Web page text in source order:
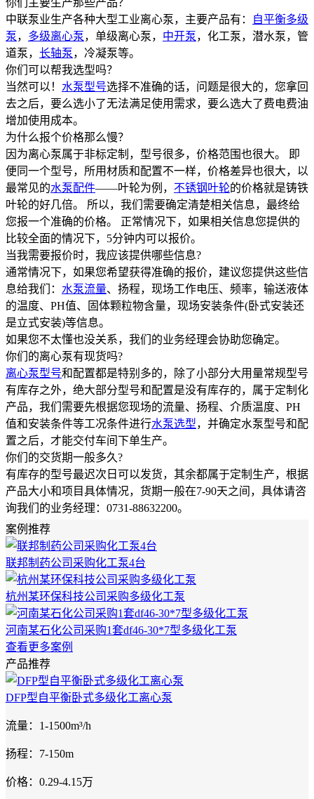
你们主要生产那些产品？
中联泵业生产各种大型工业离心泵，主要产品有：
自平衡多级
泵 ， 多级离心泵 ，单级离心泵， 中开泵 ，化工泵，潜水泵，管
道泵， 长轴泵 ，冷凝泵等。
你们可以帮我选型吗？
当然可以！ 水泵型号选择不准确的话，问题是很大的，您拿回
去之后，要么选小了无法满足使用需求，要么选大了费电费油
增加使用成本。
为什么报个价格那么慢？
因为离心泵属于非标定制，型号很多，价格范围也很大。 即
便同一个型号，所用材质和配置不一样，价格差异也很大，以
最常见的水泵配件——叶轮为例， 不锈钢叶轮的价格就是铸铁
叶轮的好几倍。 所以，我们需要确定清楚相关信息，最终给
您报一个准确的价格。 正常情况下，如果相关信息您提供的
比较全面的情况下，5分钟内可以报价。
当我需要报价时，我应该提供哪些信息?
通常情况下，如果您希望获得准确的报价，建议您提供这些信
息给我们： 水泵流量、扬程，现场工作电压、频率，输送液体
的温度、PH值、固体颗粒物含量，现场安装条件(卧式安装还
是立式安装)等信息。
如果您不太懂也没关系，我们的业务经理会协助您确定。
你们的离心泵有现货吗?
离心泵型号和配置都是特别多的，除了小部分大用量常规型号
有库存之外，绝大部分型号和配置是没有库存的，属于定制化
产品，我们需要先根据您现场的流量、扬程、介质温度、PH
值和安装条件等工况条件进行水泵选型，并确定水泵型号和配
置之后，才能交付车间下单生产。
你们的交货期一般多久?
有库存的型号最迟次日可以发货，其余都属于定制生产，根据
产品大小和项目具体情况，货期一般在7-90天之间，具体请咨
询我们的业务经理：0731-88632200。
案例推荐
联邦制药公司采购化工泵4台
杭州某环保科技公司采购多级化工泵
河南某石化公司采购1套df46-30*7型多级化工泵
查看更多案例
产品推荐
DFP型自平衡卧式多级化工离心泵
流量：1-1500m³/h
扬程：7-150m
价格：0.29-4.15万